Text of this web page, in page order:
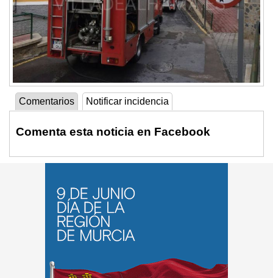
Comentarios Notificar incidencia
Comenta esta noticia en Facebook